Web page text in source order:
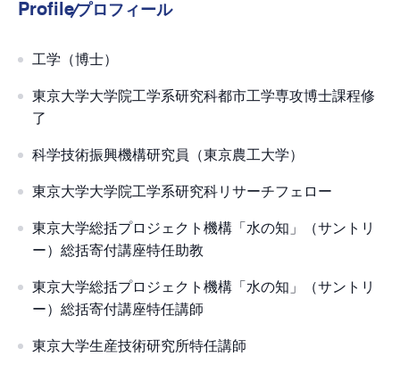
Profileプロフィール
工学（博士）
東京大学大学院工学系研究科都市工学専攻博士課程修
了
科学技術振興機構研究員（東京農工大学）
東京大学大学院工学系研究科リサーチフェロー
東京大学総括プロジェクト機構「水の知」（サントリ
ー）総括寄付講座特任助教
東京大学総括プロジェクト機構「水の知」（サントリ
ー）総括寄付講座特任講師
東京大学生産技術研究所特任講師